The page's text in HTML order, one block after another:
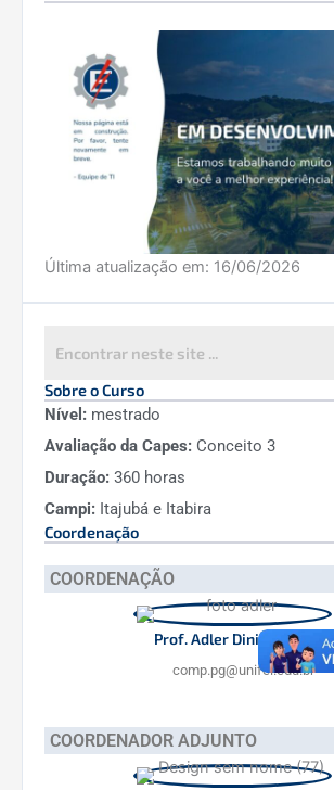
Última atualização em: 16/06/2026
Sobre o Curso
Nível: mestrado
Avaliação da Capes: Conceito 3
Duração: 360 horas
Campi: Itajubá e Itabira
Coordenação
COORDENAÇÃO
Prof. Adler Diniz de Souza
comp.pg@unifei.edu.br
COORDENADOR ADJUNTO